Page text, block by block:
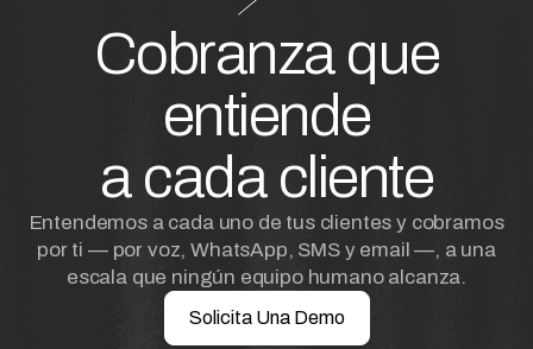
Cobranza que
entiende
a cada cliente
Entendemos a cada uno de tus clientes y cobramos
por ti — por voz, WhatsApp, SMS y email —, a una
escala que ningún equipo humano alcanza.
Solicita Una Demo